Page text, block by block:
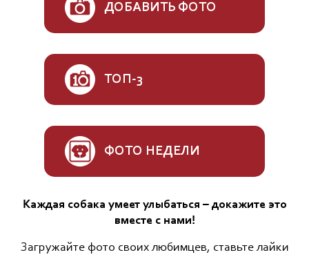
ДОБАВИТЬ ФОТО
ТОП-3
ФОТО НЕДЕЛИ
Каждая собака умеет улыбаться – докажите это
вместе с нами!
Загружайте фото своих любимцев, ставьте лайки